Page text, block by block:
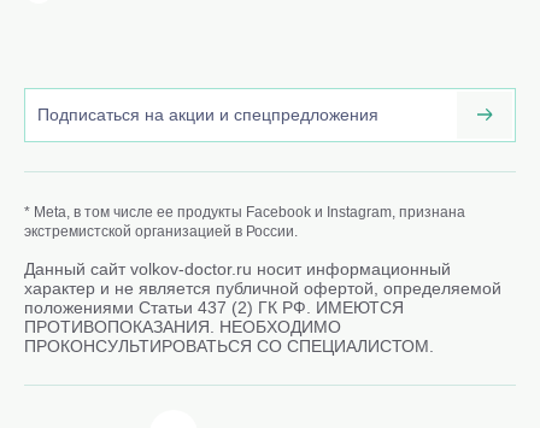
* Meta, в том числе ее продукты Facebook и Instagram, признана
экстремистской организацией в России.
Данный сайт volkov-doctor.ru носит информационный
характер и не является публичной офертой, определяемой
положениями Статьи 437 (2) ГК РФ. ИМЕЮТСЯ
ПРОТИВОПОКАЗАНИЯ. НЕОБХОДИМО
ПРОКОНСУЛЬТИРОВАТЬСЯ СО СПЕЦИАЛИСТОМ.